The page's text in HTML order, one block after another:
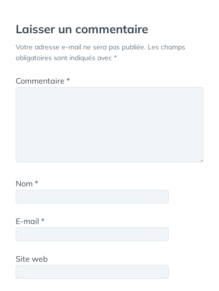
Laisser un commentaire
Votre adresse e-mail ne sera pas publiée. Les champs
obligatoires sont indiqués avec *
Commentaire *
Nom *
E-mail *
Site web